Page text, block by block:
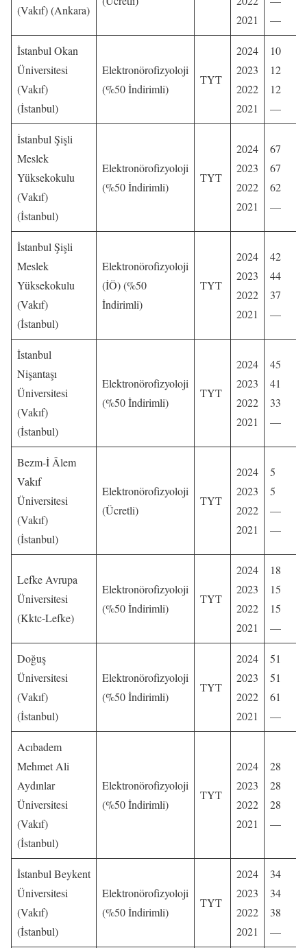
(Vakıf) (Ankara)
2021
—
İstanbul Okan
Üniversitesi
(Vakıf)
(İstanbul)
Elektronörofizyoloji
(%50 İndirimli)
TYT
2024
2023
2022
2021
10
12
12
—
İstanbul Şişli
Meslek
Yüksekokulu
(Vakıf)
(İstanbul)
Elektronörofizyoloji
(%50 İndirimli)
TYT
2024
2023
2022
2021
67
67
62
—
İstanbul Şişli
Meslek
Yüksekokulu
(Vakıf)
(İstanbul)
Elektronörofizyoloji
(İÖ) (%50
İndirimli)
TYT
2024
2023
2022
2021
42
44
37
—
İstanbul
Nişantaşı
Üniversitesi
(Vakıf)
(İstanbul)
Elektronörofizyoloji
(%50 İndirimli)
TYT
2024
2023
2022
2021
45
41
33
—
Bezm-İ Âlem
Vakıf
Üniversitesi
(Vakıf)
(İstanbul)
Elektronörofizyoloji
(Ücretli)
TYT
2024
2023
2022
2021
5
5
—
—
Lefke Avrupa
Üniversitesi
(Kktc-Lefke)
Elektronörofizyoloji
(%50 İndirimli)
TYT
2024
2023
2022
2021
18
15
15
—
Doğuş
Üniversitesi
(Vakıf)
(İstanbul)
Elektronörofizyoloji
(%50 İndirimli)
TYT
2024
2023
2022
2021
51
51
61
—
Acıbadem
Mehmet Ali
Aydınlar
Üniversitesi
(Vakıf)
(İstanbul)
Elektronörofizyoloji
(%50 İndirimli)
TYT
2024
2023
2022
2021
28
28
28
—
İstanbul Beykent
Üniversitesi
(Vakıf)
(İstanbul)
Elektronörofizyoloji
(%50 İndirimli)
TYT
2024
2023
2022
2021
34
34
38
—